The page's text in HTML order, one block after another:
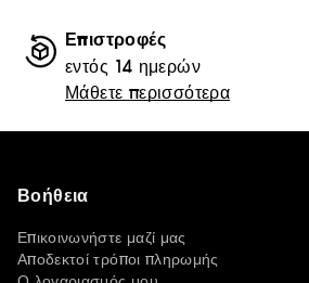
Επιστροφές
εντός 14 ημερών
Μάθετε περισσότερα
Βοήθεια
Επικοινωνήστε μαζί μας
Αποδεκτοί τρόποι πληρωμής